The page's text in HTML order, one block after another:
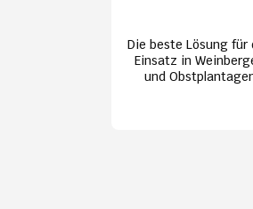
Die beste Lösung für
Einsatz in
und